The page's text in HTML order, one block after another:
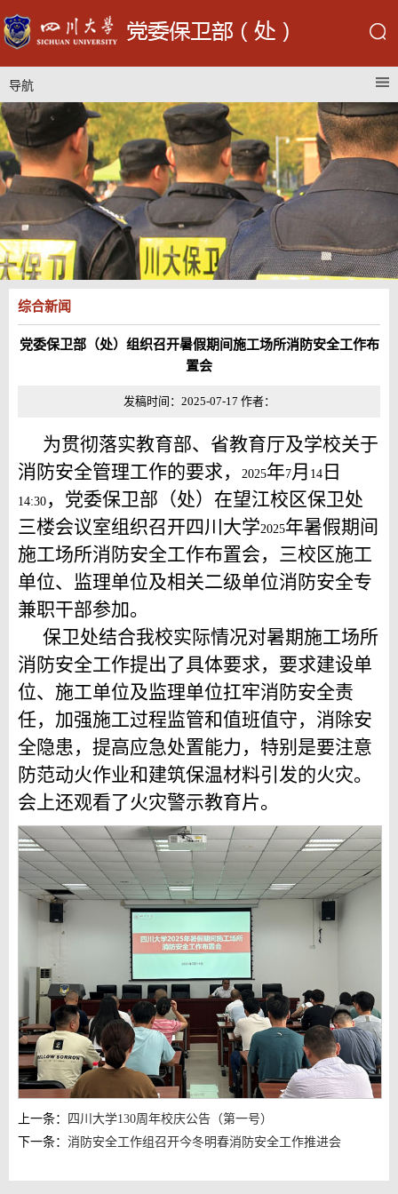
导航
综合新闻
党委保卫部（处）组织召开暑假期间施工场所消防安全工作布
置会
发稿时间：2025-07-17 作者：
为贯彻落实教育部、省教育厅及学校关于
消防安全管理工作的要求，
2025年7月 14 日
14:30 ，党委保卫部（处）在望江校区保卫处
三楼会议室组织召开四川大学2025年暑假期间
施工场所消防安全工作布置会，三校区施工
单位、监理单位及相关二级单位消防安全专
兼职干部参加。
保卫处结合我校实际情况对暑期施工场所
消防安全工作提出了具体要求，要求建设单
位、施工单位及监理单位扛牢消防安全责
任，加强施工过程监管和值班值守，消除安
全隐患，提高应急处置能力，特别是要注意
防范动火作业和建筑保温材料引发的火灾。
会上还观看了火灾警示教育片。
上一条：
四川大学130周年校庆公告（第一号）
下一条： 消防安全工作组召开今冬明春消防安全工作推进会